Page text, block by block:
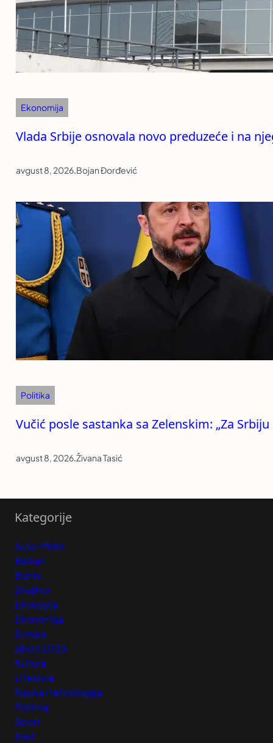
Ekonomija
Vlada Srbije osnovala novo preduzeće i na
avgust 8, 2026.Bojan Đorđević
Politika
Vučić posle sastanka sa Zelenskim: „Za
avgust 8, 2026.Živana Tasić
Kategorije
Auto-Moto
Balkan
Biznis
Društvo
Ekologija
Ekonomija
Evropa
Izbori 2023
Kultura
Lifestyle
Nauka i tehnologija
Politika
Sport
Svet